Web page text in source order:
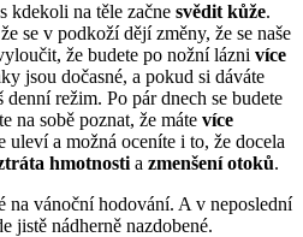
kdekoli na těle začne svědit kůže.
se v podkoží dějí změny, že se naše
že budete po nožní lázni více
jsou dočasné, a pokud si dáváte
režim. Po pár dnech se budete
na sobě poznat, že máte více
uleví a možná oceníte i to, že docela
hmotnosti a zmenšení otoků.
na vánoční hodování. A v neposlední
jistě nádherně nazdobené.